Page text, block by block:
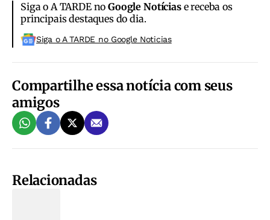
Siga o A TARDE noGoogle Notíciase receba os
principais destaques do dia.
Siga o A TARDE no Google Noticias
Compartilhe essa notícia com seus
amigos
Relacionadas